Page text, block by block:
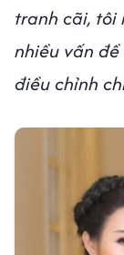
tranh cãi, tôi
nhiều vấn
điều chỉnh